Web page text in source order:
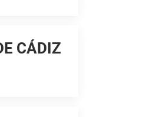
CÁDIZ